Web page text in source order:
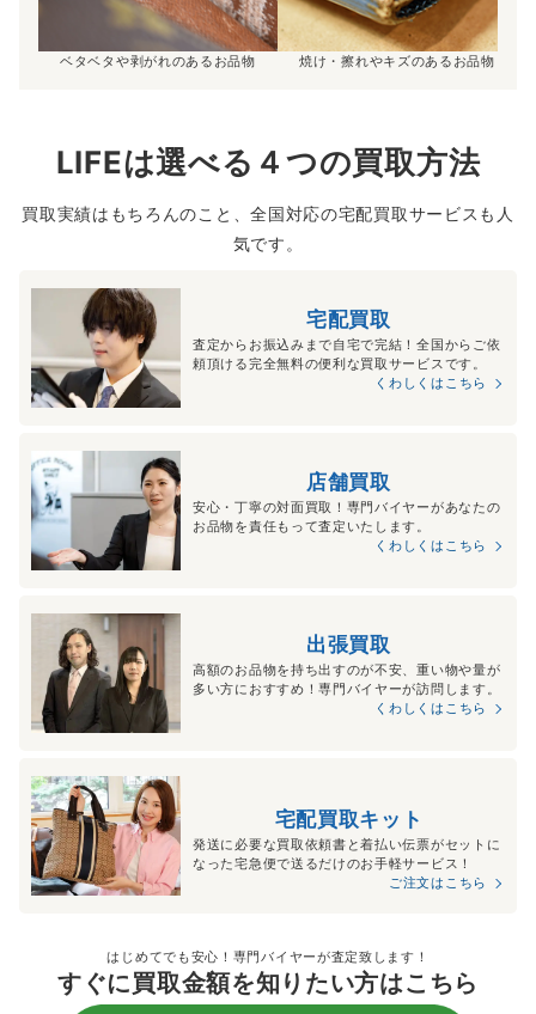
ベタベタや剥がれのあるお品物 焼け・擦れやキズのあるお品物
LIFEは選べる４つの買取方法
買取実績はもちろんのこと、全国対応の宅配買取サービスも人
気です。
宅配買取
査定からお振込みまで自宅で完結！全国からご依
頼頂ける完全無料の便利な買取サービスです。
くわしくはこちら
店舗買取
安心・丁寧の対面買取！専門バイヤーがあなたの
お品物を責任もって査定いたします。
くわしくはこちら
出張買取
高額のお品物を持ち出すのが不安、重い物や量が
多い方におすすめ！専門バイヤーが訪問します。
くわしくはこちら
宅配買取キット
発送に必要な買取依頼書と着払い伝票がセットに
なった宅急便で送るだけのお手軽サービス！
ご注文はこちら
はじめてでも安心！専門バイヤーが査定致します！
すぐに買取金額を知りたい方はこちら